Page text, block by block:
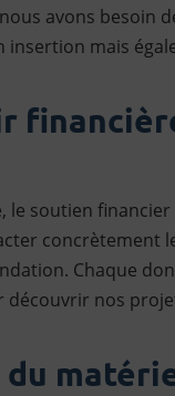
avons besoin
insertion mais
le soutien
concrètement
Chaque
découvrir nos
du